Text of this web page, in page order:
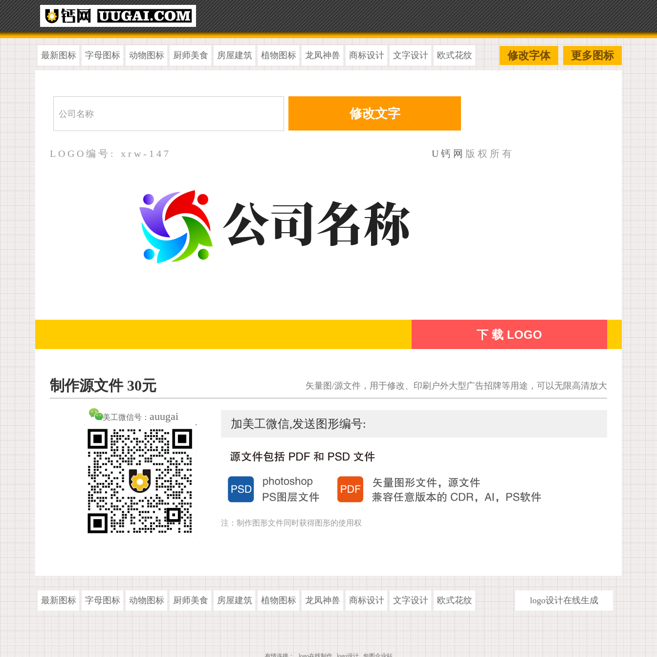
最新图标 字母图标 动物图标 厨师美食 房屋建筑 植物图标 龙凤神兽 商标设计 文字设计 欧式花纹 更多图标
修改字体
LOGO编号: xrw-147 U钙网 版权所有
下 载 LOGO
制作源文件 30元 矢量图/源文件，用于修改、印刷户外大型广告招牌等用途，可以无限高清放大
美工微信号： auugai
加美工微信,发送图形编号:
注：制作图形文件同时获得图形的使用权
最新图标 字母图标 动物图标 厨师美食 房屋建筑 植物图标 龙凤神兽 商标设计 文字设计 欧式花纹 logo设计在线生成